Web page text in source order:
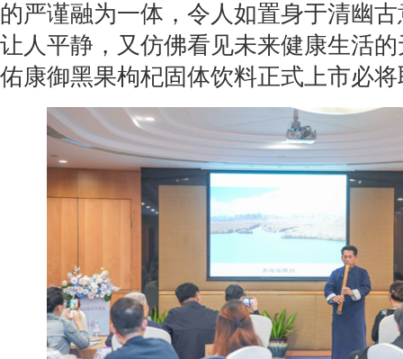
的严谨融为一体，令人如置身于清幽
让人平静，又仿佛看见未来健康生活
佑康御黑果枸杞固体饮料正式上市必